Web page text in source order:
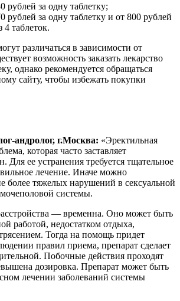
рублей за одну таблетку;
рублей за одну таблетку и от 800 рублей
4 таблеток.
различаться в зависимости от
возможность заказать лекарство
однако рекомендуется обращаться
сайту, чтобы избежать покупки
андролог, г.Москва: «Эректильная
которая часто заставляет
Для ее устранения требуется тщательное
лечение. Иначе можно
более тяжелых нарушений в сексуальной
системы.
— временна. Оно может быть
работой, недостатком отдыха,
Тогда на помощь придет
правил приема, препарат сделает
Побочные действия проходят
дозировка. Препарат может быть
лечении заболеваний системы